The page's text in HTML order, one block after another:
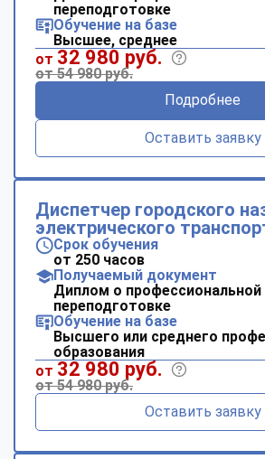
переподготовке
Обучение на базе
Высшее, среднее
от 32 980 руб.
от 54 980 руб.
Подробнее
Оставить заявку
Диспетчер городского
электрического
Срок обучения
от 250 часов
Получаемый документ
Диплом о профессиональной
переподготовке
Обучение на базе
Высшего или среднего
образования
от 32 980 руб.
от 54 980 руб.
Оставить заявку